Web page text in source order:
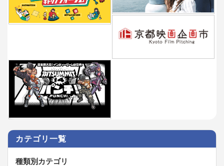
カテゴリ一覧
種類別カテゴリ